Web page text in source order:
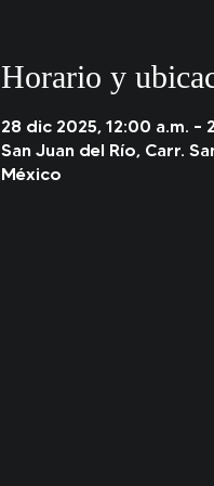
Horario y
28 dic 2025, 12:00 a.m. –
San Juan del Río, Carr.
México